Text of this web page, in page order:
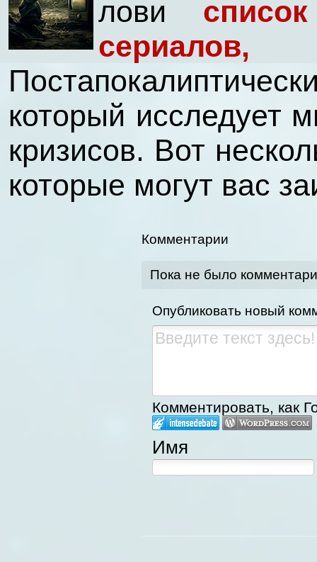
лови
сериалов,
который исследует
кризисов. Вот
которые могут вас
Комментарии
Пока не было
Опубликовать новый
Комментировать, как
Имя